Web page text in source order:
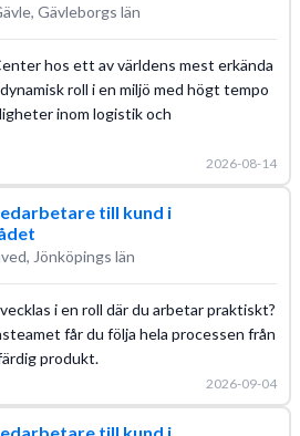
Gävleborgs län
hos ett av världens mest erkända
roll i en miljö med högt tempo
inom logistik och
2026-08-14
till kund i
Jönköpings län
i en roll där du arbetar praktiskt?
får du följa hela processen från
produkt.
2026-09-04
till kund i